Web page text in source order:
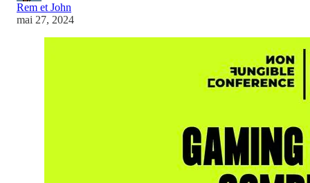
Rem et John
mai 27, 2024